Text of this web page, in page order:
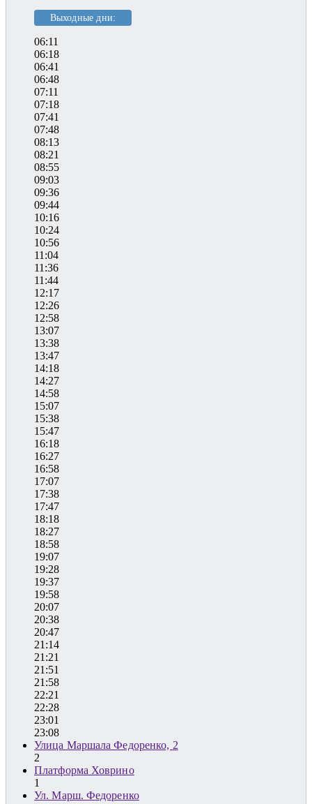
Выходные дни:
06:11
06:18
06:41
06:48
07:11
07:18
07:41
07:48
08:13
08:21
08:55
09:03
09:36
09:44
10:16
10:24
10:56
11:04
11:36
11:44
12:17
12:26
12:58
13:07
13:38
13:47
14:18
14:27
14:58
15:07
15:38
15:47
16:18
16:27
16:58
17:07
17:38
17:47
18:18
18:27
18:58
19:07
19:28
19:37
19:58
20:07
20:38
20:47
21:14
21:21
21:51
21:58
22:21
22:28
23:01
23:08
Улица Маршала Федоренко, 2
2
Платформа Ховрино
1
Ул. Марш. Федоренко